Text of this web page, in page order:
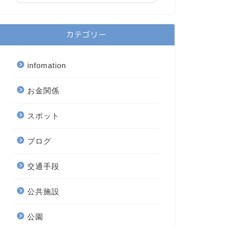
カテゴリー
infomation
お金関係
スポット
ブログ
交通手段
公共施設
公園